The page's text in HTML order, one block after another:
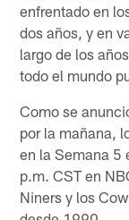
enfrentado en
dos años, y en
largo de los
todo el mundo
Como se
por la mañana,
en la Semana 5
p.m. CST en
Niners y los